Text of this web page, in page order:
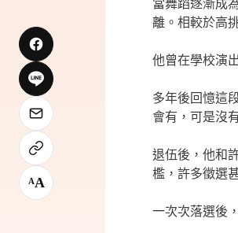
當舞蹈逐漸成
離。相較於高
他曾在學校演
多年後回憶這
會有，可是沒
退伍後，他和
檻，許多徵選
一次次落選後
AA